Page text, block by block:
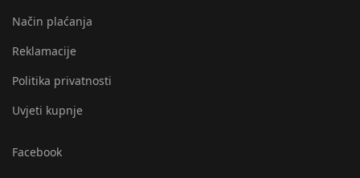
Način plaćanja
Reklamacije
Politika privatnosti
Uvjeti kupnje
Facebook